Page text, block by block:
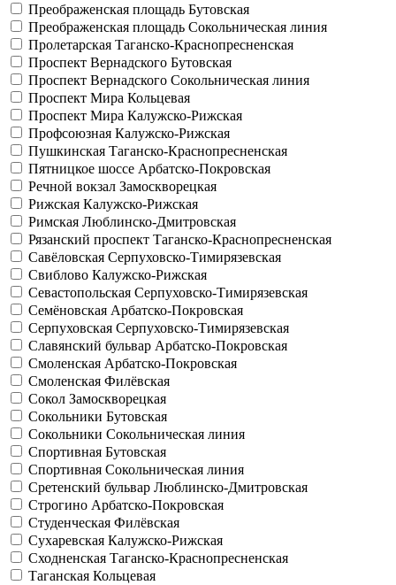
Преображенская площадь Бутовская
Преображенская площадь Сокольническая линия
Пролетарская Таганско-Краснопресненская
Проспект Вернадского Бутовская
Проспект Вернадского Сокольническая линия
Проспект Мира Кольцевая
Проспект Мира Калужско-Рижская
Профсоюзная Калужско-Рижская
Пушкинская Таганско-Краснопресненская
Пятницкое шоссе Арбатско-Покровская
Речной вокзал Замоскворецкая
Рижская Калужско-Рижская
Римская Люблинско-Дмитровская
Рязанский проспект Таганско-Краснопресненская
Савёловская Серпуховско-Тимирязевская
Свиблово Калужско-Рижская
Севастопольская Серпуховско-Тимирязевская
Семёновская Арбатско-Покровская
Серпуховская Серпуховско-Тимирязевская
Славянский бульвар Арбатско-Покровская
Смоленская Арбатско-Покровская
Смоленская Филёвская
Сокол Замоскворецкая
Сокольники Бутовская
Сокольники Сокольническая линия
Спортивная Бутовская
Спортивная Сокольническая линия
Сретенский бульвар Люблинско-Дмитровская
Строгино Арбатско-Покровская
Студенческая Филёвская
Сухаревская Калужско-Рижская
Сходненская Таганско-Краснопресненская
Таганская Кольцевая